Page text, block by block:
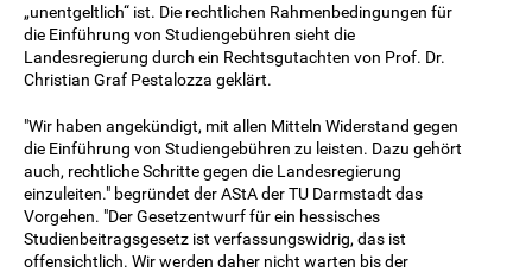
„unentgeltlich“ ist. Die rechtlichen Rahmenbedingungen für
die Einführung von Studiengebühren sieht die
Landesregierung durch ein Rechtsgutachten von Prof. Dr.
Christian Graf Pestalozza geklärt.
"Wir haben angekündigt, mit allen Mitteln Widerstand gegen
die Einführung von Studiengebühren zu leisten. Dazu gehört
auch, rechtliche Schritte gegen die Landesregierung
einzuleiten." begründet der AStA der TU Darmstadt das
Vorgehen. "Der Gesetzentwurf für ein hessisches
Studienbeitragsgesetz ist verfassungswidrig, das ist
offensichtlich. Wir werden daher nicht warten bis der